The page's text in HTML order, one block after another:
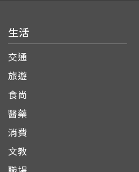
生活
交通
旅遊
食尚
醫藥
消費
文教